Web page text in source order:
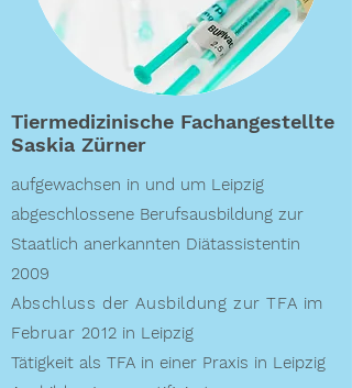
Tiermedizinische Fachangestellte
Saskia Zürner
aufgewachsen in und um Leipzig
abgeschlossene Berufsausbildung zur
Staatlich anerkannten Diätassistentin
2009
Abschluss der Ausbildung zur TFA im
Februar 2012 in Leipzig
Tätigkeit als TFA in einer Praxis in Leipzig